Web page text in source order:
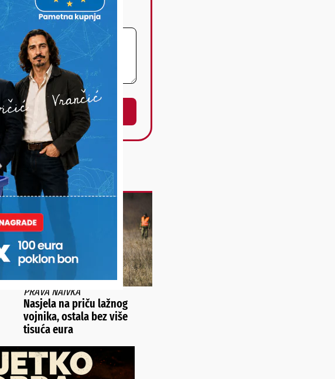
POŠALJI
PRAVA NAIVKA
Nasjela na priču lažnog
vojnika, ostala bez više
tisuća eura